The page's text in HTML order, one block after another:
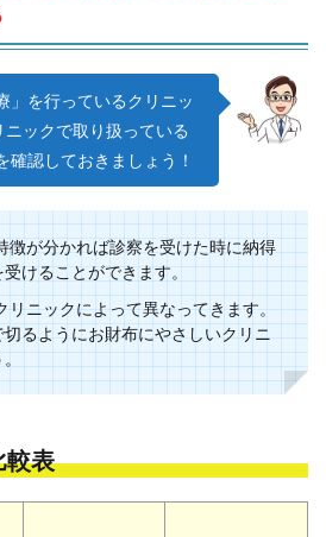
」を行っているクリニッ
ックで取り扱っている
確認しておきましょう！
徴が分かれば診察を受けた時に納得
けることができます。
リニックによって異なってきます。
るようにお財布にやさしいクリニ
。
較表